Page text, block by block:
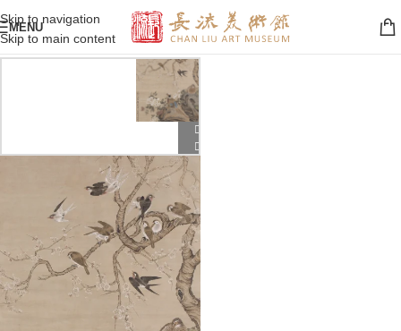
Skip to navigation
Skip to main content
MENU